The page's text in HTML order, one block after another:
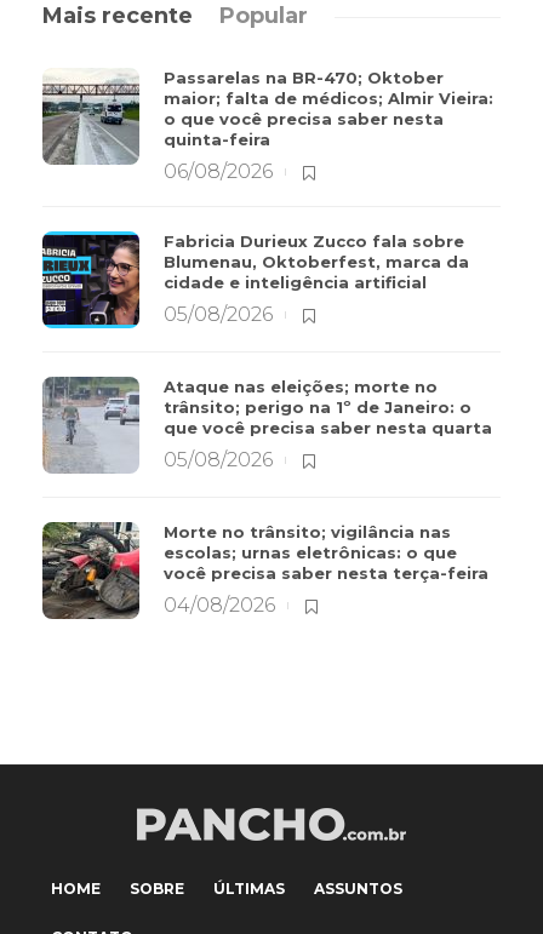
Mais recente Popular
Passarelas na BR-470; Oktober
maior; falta de médicos; Almir Vieira:
o que você precisa saber nesta
quinta-feira
06/08/2026
Fabricia Durieux Zucco fala sobre
Blumenau, Oktoberfest, marca da
cidade e inteligência artificial
05/08/2026
Ataque nas eleições; morte no
trânsito; perigo na 1º de Janeiro: o
que você precisa saber nesta quarta
05/08/2026
Morte no trânsito; vigilância nas
escolas; urnas eletrônicas: o que
você precisa saber nesta terça-feira
04/08/2026
HOME SOBRE ÚLTIMAS ASSUNTOS